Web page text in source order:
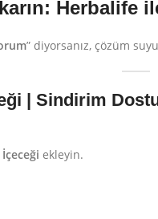
” diyorsanız, çözüm suyu
| Sindirim
ekleyin.